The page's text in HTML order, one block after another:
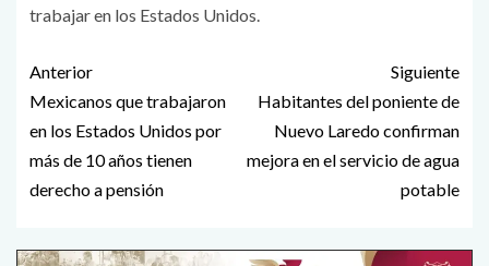
trabajar en los Estados Unidos.
Anterior
Mexicanos que trabajaron
en los Estados Unidos por
más de 10 años tienen
derecho a pensión
Siguiente
Habitantes del poniente de
Nuevo Laredo confirman
mejora en el servicio de agua
potable